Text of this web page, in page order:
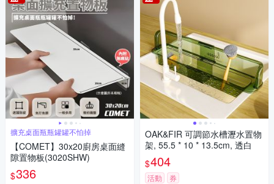
擴充桌面瓶瓶罐罐不怕掉
【COMET】30x20廚房桌面縫
隙置物板(3020SHW)
$336
OAK&FIR 可調節水槽瀝水置物
架, 55.5 * 10 * 13.5cm, 透白
$404
活動 券